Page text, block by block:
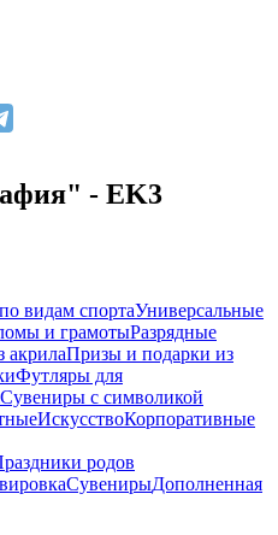
- EK3
видам спортаУниверсальные
и грамотыРазрядные
акрилаПризы и подарки из
Футляры для
Сувениры с символикой
ИскусствоКорпоративные
родов
СувенирыДополненная